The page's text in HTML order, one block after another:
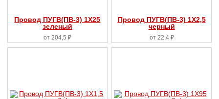
Провод ПУГВ(ПВ-3) 1X25
зеленый
от 204,5 ₽
Провод ПУГВ(ПВ-3) 1X2,5
черный
от 22,4 ₽